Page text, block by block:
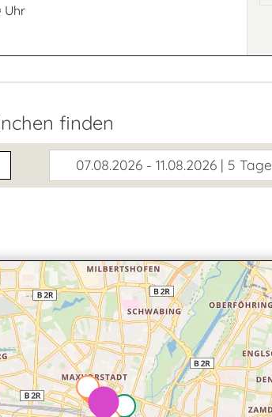
Uhr
finden
07.08.2026 - 11.08.2026 | 5 Tage